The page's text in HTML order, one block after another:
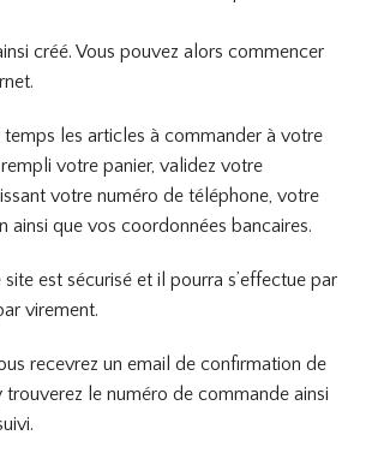
créé. Vous pouvez alors commencer
les articles à commander à votre
votre panier, validez votre
votre numéro de téléphone, votre
ainsi que vos coordonnées bancaires.
est sécurisé et il pourra s’effectue par
virement.
recevrez un email de confirmation de
trouverez le numéro de commande ainsi